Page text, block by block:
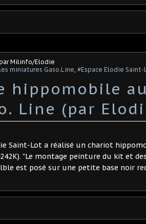
Milinfo/Elodie
miniatures Gaso.Line, #Espace Elodie Saint-
hippomobile
Line (par
Saint-Lot a réalisé un chariot
"Le montage peinture du kit et
est posé sur une petite base noir